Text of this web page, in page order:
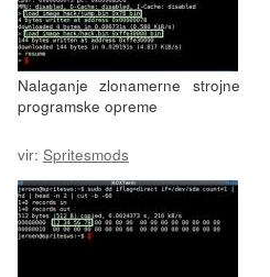
Nalaganje zlonamerne strojne
programske opreme
vir: Spritesmods